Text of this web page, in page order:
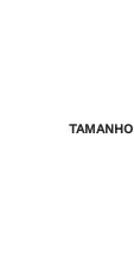
TAMANHO